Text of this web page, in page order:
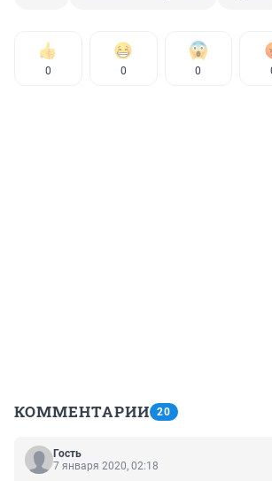
0 0 0
КОММЕНТАРИИ 20
Гость
7 января 2020, 02:18